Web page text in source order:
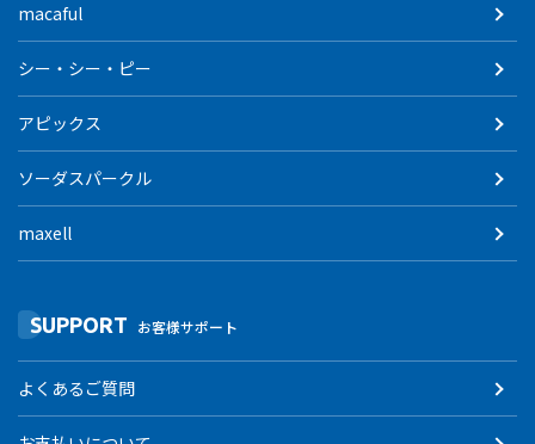
macaful
シー・シー・ピー
アピックス
ソーダスパークル
maxell
SUPPORT お客様サポート
よくあるご質問